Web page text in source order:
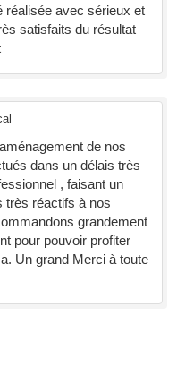
réalisée avec sérieux et
satisfaits du résultat
de nos
dans un délais très
, faisant un
très réactifs à nos
grandement
pour pouvoir profiter
Un grand Merci à toute